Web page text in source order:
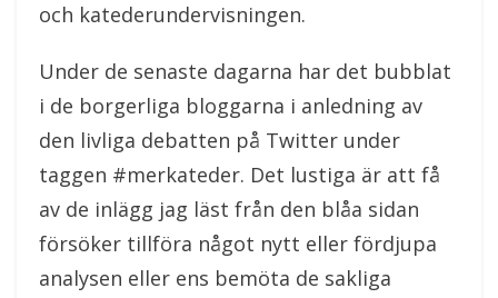
och katederundervisningen.
Under de senaste dagarna har det bubblat
i de borgerliga bloggarna i anledning av
den livliga debatten på Twitter under
taggen #merkateder. Det lustiga är att få
av de inlägg jag läst från den blåa sidan
försöker tillföra något nytt eller fördjupa
analysen eller ens bemöta de sakliga